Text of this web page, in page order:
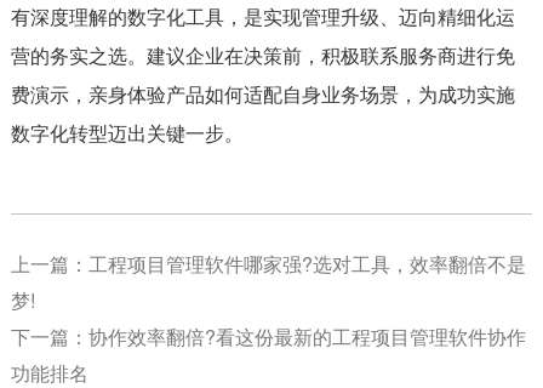
有深度理解的数字化工具，是实现管理升级、迈向精细化运
营的务实之选。建议企业在决策前，积极联系服务商进行免
费演示，亲身体验产品如何适配自身业务场景，为成功实施
数字化转型迈出关键一步。
上一篇： 工程项目管理软件哪家强?选对工具，效率翻倍不是
梦!
下一篇： 协作效率翻倍?看这份最新的工程项目管理软件协作
功能排名